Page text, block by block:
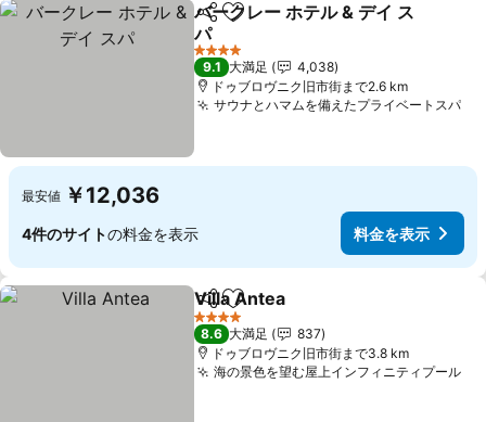
シェアお気に入りに追加
バークレー ホテル & デイ ス
パ
料金を表示
4 ホテルのランク
9.1 大満足
4,038
ドゥブロヴニク旧市街まで2.6 km
サウナとハマムを備えたプライベートスパ料
最安値 ￥12,036
4件のサイトの料金を表示 料金を表示
シェアお気に入りに追加
Villa Antea
4 ホテルのランク
8.6 大満足
837
ドゥブロヴニク旧市街まで3.8 km
海の景色を望む屋上インフィニティプール料